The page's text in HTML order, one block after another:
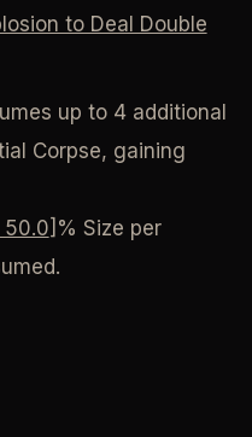
to Deal Double
up to 4 additional
Corpse, gaining
50.0]% Size per